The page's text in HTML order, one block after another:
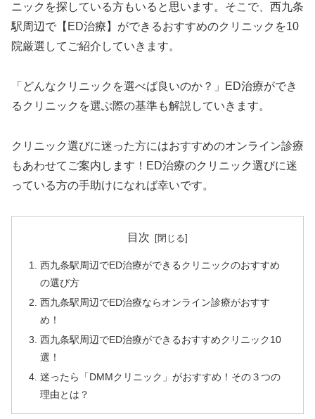
ニックを探している方もいると思います。そこで、西九条
駅周辺で【ED治療】ができるおすすめのクリニックを10
院厳選してご紹介していきます。
「どんなクリニックを選べば良いのか？」ED治療ができ
るクリニックを選ぶ際の基準も解説していきます。
クリニック選びに迷った方にはおすすめのオンライン診療
もあわせてご案内します！ED治療のクリニック選びに迷
っている方の手助けになれば幸いです。
目次
西九条駅周辺でED治療ができるクリニックのおすすめ
の選び方
西九条駅周辺でED治療ならオンライン診療がおすす
め！
西九条駅周辺でED治療ができるおすすめクリニック10
選！
迷ったら「DMMクリニック」がおすすめ！その３つの
理由とは？